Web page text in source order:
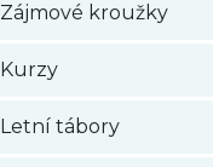
Zájmové kroužky
Kurzy
Letní tábory